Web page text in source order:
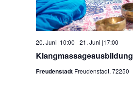
Klangmassageausbildung
20. Juni |10:00 -21. Juni |17:00
Freudenstadt Freudenstadt, 72250